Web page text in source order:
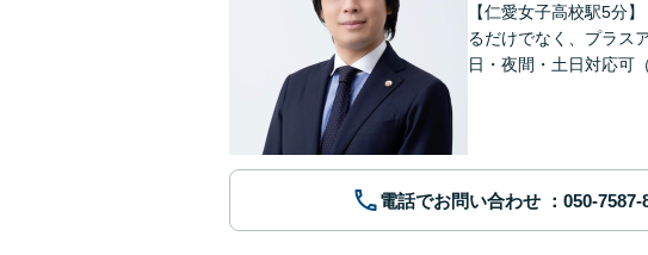
【仁愛女子高校駅5分
るだけでなく、プラス
日・夜間・土日対応可
電話でお問い合わせ